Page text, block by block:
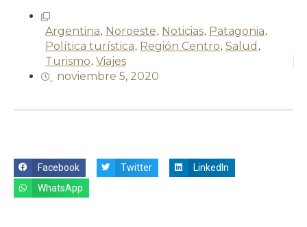
Argentina, Noroeste, Noticias, Patagonia,
Política turística, Región Centro, Salud ,
Turismo, Viajes
noviembre 5, 2020
Facebook Twitter
LinkedIn
WhatsApp